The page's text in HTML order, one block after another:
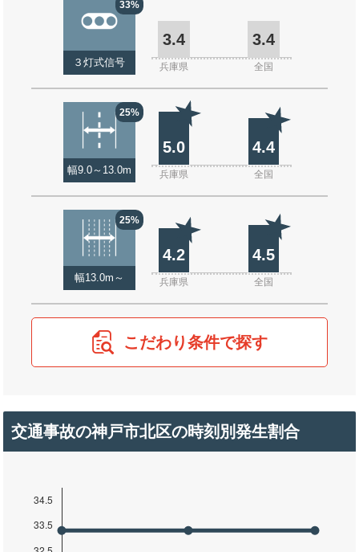
33%
３灯式信号
3.4 3.4
兵庫県 全国
25%
幅9.0～13.0m
5.0 4.4
兵庫県 全国
25%
幅13.0m～
4.2 4.5
兵庫県 全国
こだわり条件で探す
交通事故の神戸市北区の時刻別発生割合